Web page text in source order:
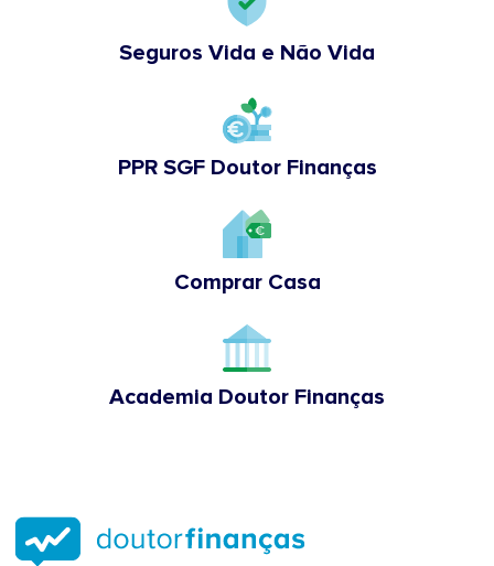
Seguros Vida e Não Vida
PPR SGF Doutor Finanças
Comprar Casa
Academia Doutor Finanças